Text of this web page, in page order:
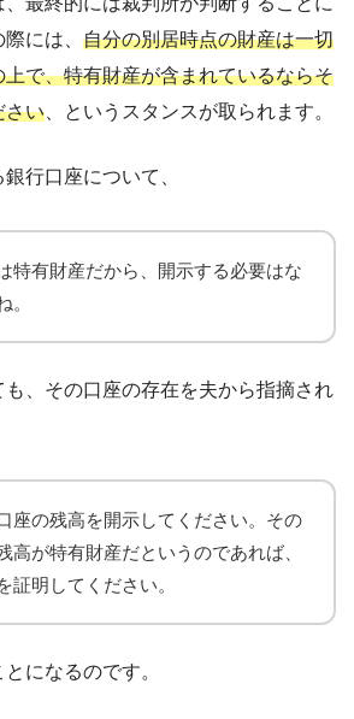
には、 自分の別居時点の財産は一切
で、特有財産が含まれているならそ
さい 、というスタンスが取られます。
行口座について、
特有財産だから、開示する必要はな
。
も、その口座の存在を夫から指摘され
座の残高を開示してください。その
高が特有財産だというのであれば、
証明してください。
になるのです。